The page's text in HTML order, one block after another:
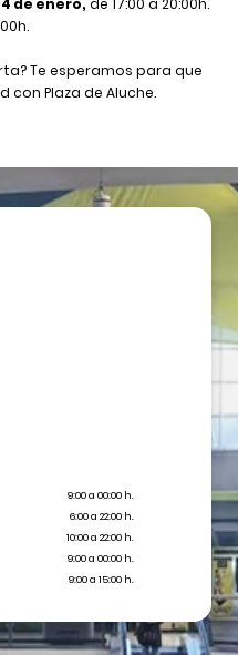
Te esperamos para que
Plaza de Aluche.
9:00 a 00:00 h.
6:00 a 22:00 h.
10:00 a 22:00 h.
9:00 a 00:00 h.
9:00 a 15:00 h.